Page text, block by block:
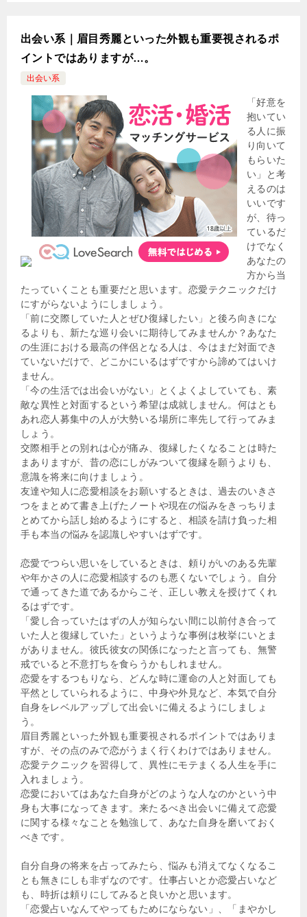
出会い系｜眉目秀麗といった外観も重要視されるポ
イントではありますが…。
出会い系
「好意を
抱いてい
る人に振
り向いて
もらいた
い」と考
えるのは
いいです
が、待っ
ているだ
けでなく
あなたの
方から当
たっていくことも重要だと思います。恋愛テクニックだけ
にすがらないようにしましょう。
「前に交際していた人とぜひ復縁したい」と後ろ向きにな
るよりも、新たな巡り会いに期待してみませんか？あなた
の生涯における最高の伴侶となる人は、今はまだ対面でき
ていないだけで、どこかにいるはずですから諦めてはいけ
ません。
「今の生活では出会いがない」とくよくよしていても、素
敵な異性と対面するという希望は成就しません。何はとも
あれ恋人募集中の人が大勢いる場所に率先して行ってみま
しょう。
交際相手との別れは心が痛み、復縁したくなることは時た
まありますが、昔の恋にしがみついて復縁を願うよりも、
意識を将来に向けましょう。
友達や知人に恋愛相談をお願いするときは、過去のいきさ
つをまとめて書き上げたノートや現在の悩みをきっちりま
とめてから話し始めるようにすると、相談を請け負った相
手も本当の悩みを認識しやすいはずです。
恋愛でつらい思いをしているときは、頼りがいのある先輩
や年かさの人に恋愛相談するのも悪くないでしょう。自分
で通ってきた道であるからこそ、正しい教えを授けてくれ
るはずです。
「愛し合っていたはずの人が知らない間に以前付き合って
いた人と復縁していた」というような事例は枚挙にいとま
がありません。彼氏彼女の関係になったと言っても、無警
戒でいると不意打ちを食らうかもしれません。
恋愛をするつもりなら、どんな時に運命の人と対面しても
平然としていられるように、中身や外見など、本気で自分
自身をレベルアップして出会いに備えるようにしましょ
う。
眉目秀麗といった外観も重要視されるポイントではありま
すが、その点のみで恋がうまく行くわけではありません。
恋愛テクニックを習得して、異性にモテまくる人生を手に
入れましょう。
恋愛においてはあなた自身がどのような人なのかという中
身も大事になってきます。来たるべき出会いに備えて恋愛
に関する様々なことを勉強して、あなた自身を磨いておく
べきです。
自分自身の将来を占ってみたら、悩みも消えてなくなるこ
とも無きにしも非ずなのです。仕事占いとか恋愛占いなど
も、時折は頼りにしてみると良いかと思います。
「恋愛占いなんてやってもためにならない」、「まやかし